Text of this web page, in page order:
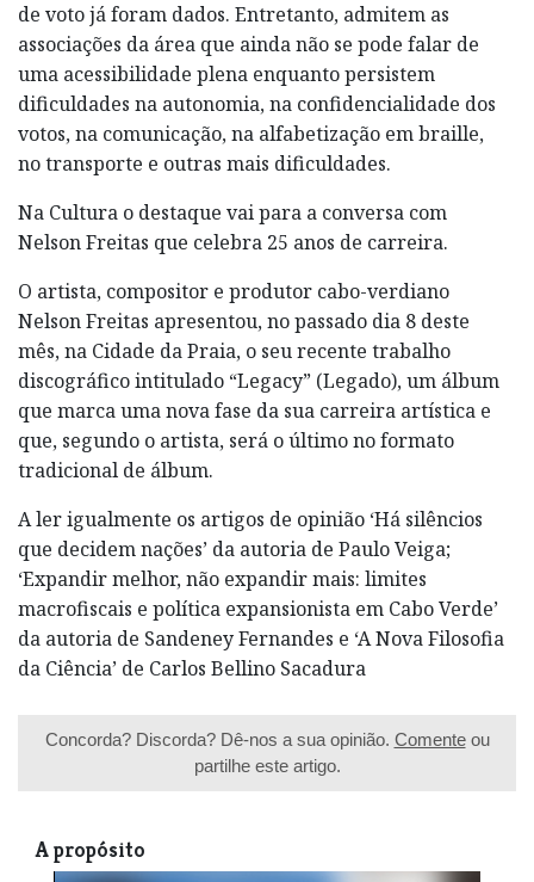
de voto já foram dados. Entretanto, admitem as
associações da área que ainda não se pode falar de
uma acessibilidade plena enquanto persistem
dificuldades na autonomia, na confidencialidade dos
votos, na comunicação, na alfabetização em braille,
no transporte e outras mais dificuldades.
Na Cultura o destaque vai para a conversa com
Nelson Freitas que celebra 25 anos de carreira.
O artista, compositor e produtor cabo-verdiano
Nelson Freitas apresentou, no passado dia 8 deste
mês, na Cidade da Praia, o seu recente trabalho
discográfico intitulado “Legacy” (Legado), um álbum
que marca uma nova fase da sua carreira artística e
que, segundo o artista, será o último no formato
tradicional de álbum.
A ler igualmente os artigos de opinião ‘Há silêncios
que decidem nações’ da autoria de Paulo Veiga;
‘Expandir melhor, não expandir mais: limites
macrofiscais e política expansionista em Cabo Verde’
da autoria de Sandeney Fernandes e ‘A Nova Filosofia
da Ciência’ de Carlos Bellino Sacadura
Concorda? Discorda? Dê-nos a sua opinião. Comenteou
partilhe este artigo.
A propósito